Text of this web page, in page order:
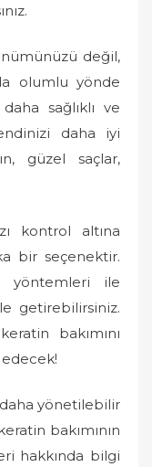
değil,
olumlu yönde
sağlıklı ve
daha iyi
güzel saçlar,
kontrol altına
bir seçenektir.
yöntemleri ile
getirebilirsiniz.
bakımını
edecek!
yönetilebilir
bakımının
hakkında bilgi